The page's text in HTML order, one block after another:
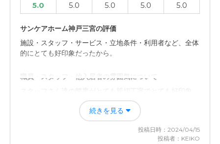
料金費用について
ちょっと高いかも。自宅を売却して入居しないといけない
ので、今のところ予定しておりません。
5.0 5.0 5.0 5.0 5.0
サンケアホーム神戸三宮の評価
施設・スタッフ・サービス・立地条件・利用者など、全体
的にとても好印象だったから。
職員・スタッフ・他入居者の雰囲気について
スタッフさん達の態度がとても親切丁寧でとても好印象、
入居者さん達の印象も良かったから。
全体的に明るく清潔で充実しており、使いやすそうで本人
続きを見る
投稿日時：2024/04/15
投稿者：KEIKO